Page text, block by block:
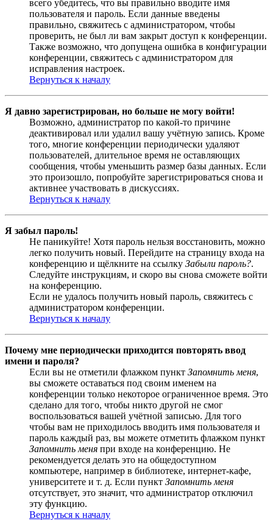
всего убедитесь, что вы правильно вводите имя
пользователя и пароль. Если данные введены
правильно, свяжитесь с администратором, чтобы
проверить, не был ли вам закрыт доступ к конференции.
Также возможно, что допущена ошибка в конфигурации
конференции, свяжитесь с администратором для
исправления настроек.
Вернуться к началу
Я давно зарегистрирован, но больше не могу войти!
Возможно, администратор по какой-то причине
деактивировал или удалил вашу учётную запись. Кроме
того, многие конференции периодически удаляют
пользователей, длительное время не оставляющих
сообщения, чтобы уменьшить размер базы данных. Если
это произошло, попробуйте зарегистрироваться снова и
активнее участвовать в дискуссиях.
Вернуться к началу
Я забыл пароль!
Не паникуйте! Хотя пароль нельзя восстановить, можно
легко получить новый. Перейдите на страницу входа на
конференцию и щёлкните на ссылку Забыли пароль?.
Следуйте инструкциям, и скоро вы снова сможете войти
на конференцию.
Если не удалось получить новый пароль, свяжитесь с
администратором конференции.
Вернуться к началу
Почему мне периодически приходится повторять ввод
имени и пароля?
Если вы не отметили флажком пункт Запомнить меня,
вы сможете оставаться под своим именем на
конференции только некоторое ограниченное время. Это
сделано для того, чтобы никто другой не смог
воспользоваться вашей учётной записью. Для того
чтобы вам не приходилось вводить имя пользователя и
пароль каждый раз, вы можете отметить флажком пункт
Запомнить меня при входе на конференцию. Не
рекомендуется делать это на общедоступном
компьютере, например в библиотеке, интернет-кафе,
университете и т. д. Если пункт Запомнить меня
отсутствует, это значит, что администратор отключил
эту функцию.
Вернуться к началу